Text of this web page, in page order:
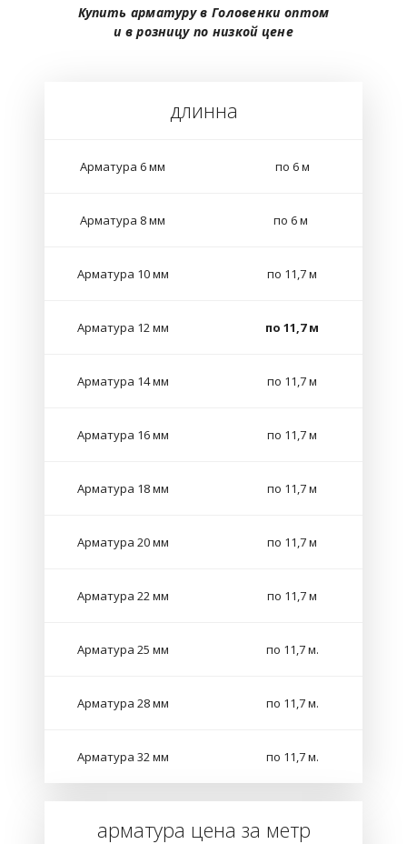
Купить арматуру в Головенки оптом
и в розницу по низкой цене
длинна
Арматура 6 мм по 6 м
Арматура 8 мм по 6 м
Арматура 10 мм по 11,7 м
Арматура 12 мм по 11,7 м
Арматура 14 мм по 11,7 м
Арматура 16 мм по 11,7 м
Арматура 18 мм по 11,7 м
Арматура 20 мм по 11,7 м
Арматура 22 мм по 11,7 м
Арматура 25 мм по 11,7 м.
Арматура 28 мм по 11,7 м.
Арматура 32 мм по 11,7 м.
арматура цена за метр